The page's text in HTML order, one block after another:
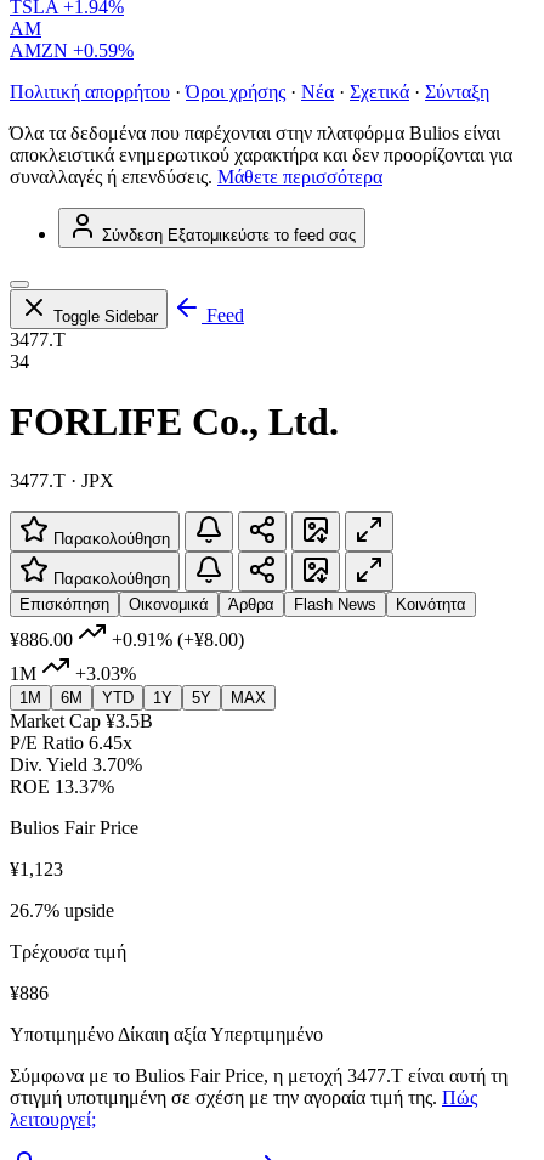
TSLA +1.94%
AM
AMZN +0.59%
Πολιτική απορρήτου · Όροι χρήσης · Νέα · Σχετικά · Σύνταξη
Όλα τα δεδομένα που παρέχονται στην πλατφόρμα Bulios είναι
αποκλειστικά ενημερωτικού χαρακτήρα και δεν προορίζονται για
συναλλαγές ή επενδύσεις. Μάθετε περισσότερα
Σύνδεση Εξατομικεύστε το feed σας
Toggle Sidebar
Feed
3477.T
34
FORLIFE Co., Ltd.
3477.T · JPX
Παρακολούθηση
Παρακολούθηση
Επισκόπηση
Οικονομικά Άρθρα Flash News Κοινότητα
¥886.00 +0.91% (+¥8.00)
1M
+3.03%
1M 6M YTD 1Y 5Y MAX
Market Cap ¥3.5B
P/E Ratio 6.45x
Div. Yield 3.70%
ROE 13.37%
Bulios Fair Price
¥1,123
26.7% upside
Τρέχουσα τιμή
¥886
Υποτιμημένο Δίκαιη αξίαΥπερτιμημένο
Σύμφωνα με το Bulios Fair Price, η μετοχή 3477.T είναι αυτή τη
στιγμή υποτιμημένη σε σχέση με την αγοραία τιμή της. Πώς
λειτουργεί;